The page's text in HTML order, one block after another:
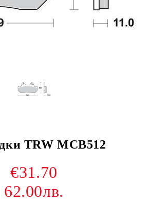
TRW MCB512
€31.70
62.00лв.